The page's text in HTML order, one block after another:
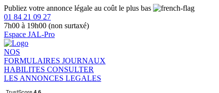
Publiez votre annonce légale au coût le plus bas
01 84 21 09 27
7h00 à 19h00 (non surtaxé)
Espace JAL-Pro
NOS
FORMULAIRES JOURNAUX
HABILITES CONSULTER
LES ANNONCES LEGALES